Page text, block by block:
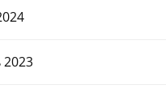
2023